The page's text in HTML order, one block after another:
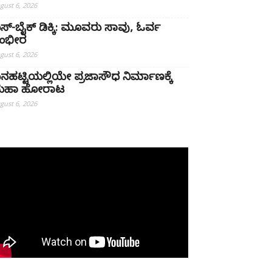
6, 2026
ಬೈಕ್ ಡಿಕ್ಕಿ: ಮೂವರು ಸಾವು, ಓರ್ವ
6, 2026
ಪ್ರಜಾಸೌಧ ನಿರ್ಮಾಣಕ್ಕೆ
ಹೋರಾಟ
6, 2026